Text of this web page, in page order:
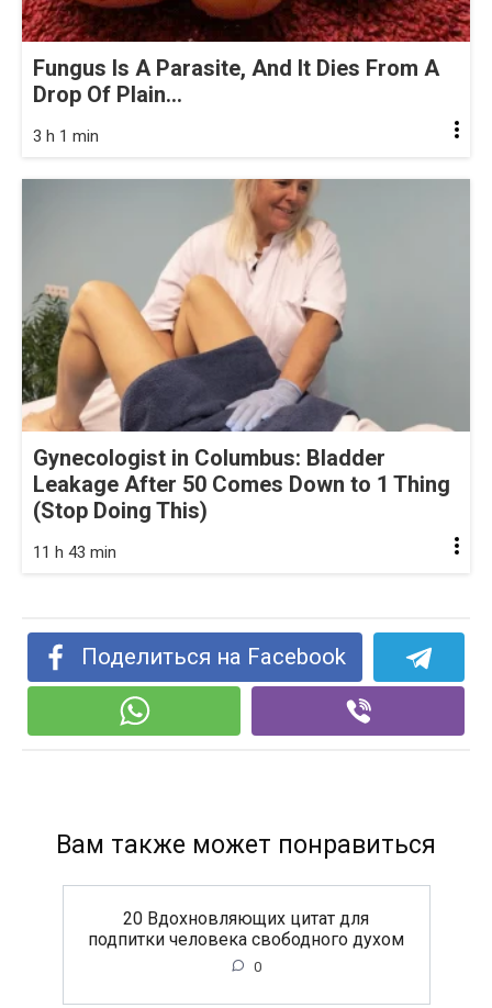
Fungus Is A Parasite, And It Dies From A
Drop Of Plain...
3 h 1 min
Gynecologist in Columbus: Bladder
Leakage After 50 Comes Down to 1 Thing
(Stop Doing This)
11 h 43 min
Поделиться на Facebook
Вам также может понравиться
20 Вдохновляющих цитат для
подпитки человека свободного духом
0